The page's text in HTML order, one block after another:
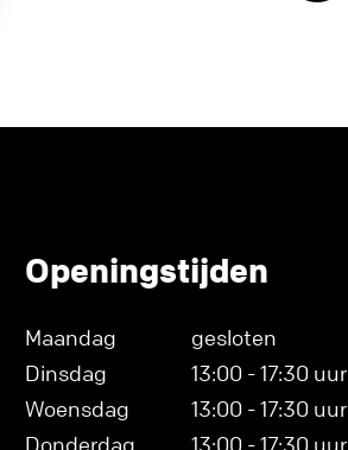
Openingstijden
Maandag
gesloten
Dinsdag
13:00 - 17:30 uur
Woensdag
13:00 - 17:30 uur
Donderdag
13:00 - 17:30 uur